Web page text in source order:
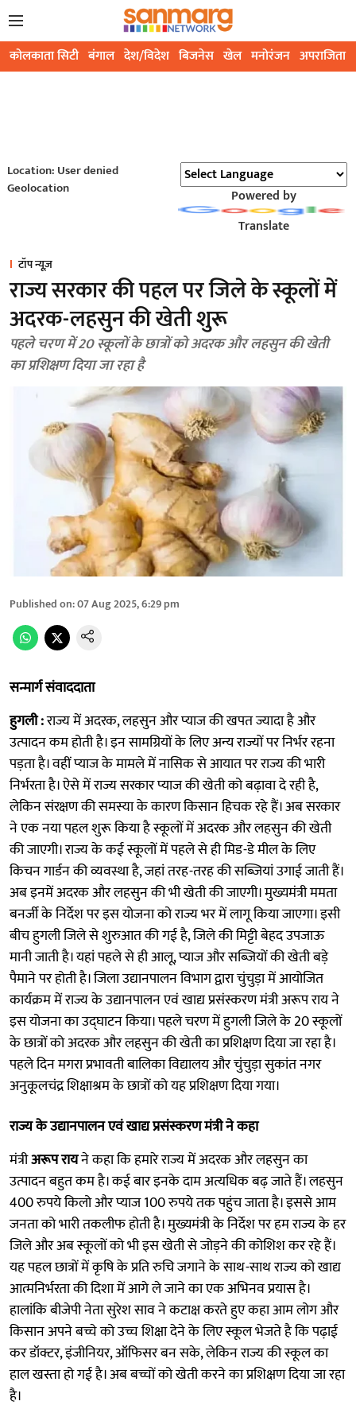
कोलकाता सिटी बंगाल देश/विदेश बिजनेस खेल मनोरंजन अपराजिता
Location: User denied
Geolocation
Powered by
Translate
टॉप न्यूज़
राज्य सरकार की पहल पर जिले के स्कूलों में
अदरक-लहसुन की खेती शुरू
पहले चरण में 20 स्कूलों के छात्रों को अदरक और लहसुन की खेती
का प्रशिक्षण दिया जा रहा है
Published on:07 Aug 2025, 6:29 pm
सन्मार्ग संवाददाता
हुगली :राज्य में अदरक, लहसुन और प्याज की खपत ज्यादा है और
उत्पादन कम होती है। इन सामग्रियों के लिए अन्य राज्यों पर निर्भर रहना
पड़ता है। वहीं प्याज के मामले में नासिक से आयात पर राज्य की भारी
निर्भरता है। ऐसे में राज्य सरकार प्याज की खेती को बढ़ावा दे रही है,
लेकिन संरक्षण की समस्या के कारण किसान हिचक रहे हैं। अब सरकार
ने एक नया पहल शुरू किया है स्कूलों में अदरक और लहसुन की खेती
की जाएगी। राज्य के कई स्कूलों में पहले से ही मिड-डे मील के लिए
किचन गार्डन की व्यवस्था है, जहां तरह-तरह की सब्जियां उगाई जाती हैं।
अब इनमें अदरक और लहसुन की भी खेती की जाएगी। मुख्यमंत्री ममता
बनर्जी के निर्देश पर इस योजना को राज्य भर में लागू किया जाएगा। इसी
बीच हुगली जिले से शुरुआत की गई है, जिले की मिट्टी बेहद उपजाऊ
मानी जाती है। यहां पहले से ही आलू, प्याज और सब्जियों की खेती बड़े
पैमाने पर होती है। जिला उद्यानपालन विभाग द्वारा चुंचुड़ा में आयोजित
कार्यक्रम में राज्य के उद्यानपालन एवं खाद्य प्रसंस्करण मंत्री अरूप राय ने
इस योजना का उद्घाटन किया। पहले चरण में हुगली जिले के 20 स्कूलों
के छात्रों को अदरक और लहसुन की खेती का प्रशिक्षण दिया जा रहा है।
पहले दिन मगरा प्रभावती बालिका विद्यालय और चुंचुड़ा सुकांत नगर
अनुकूलचंद्र शिक्षाश्रम के छात्रों को यह प्रशिक्षण दिया गया।
राज्य के उद्यानपालन एवं खाद्य प्रसंस्करण मंत्री ने कहा
मंत्रीअरूप रायने कहा कि हमारे राज्य में अदरक और लहसुन का
उत्पादन बहुत कम है। कई बार इनके दाम अत्यधिक बढ़ जाते हैं। लहसुन
400 रुपये किलो और प्याज 100 रुपये तक पहुंच जाता है। इससे आम
जनता को भारी तकलीफ होती है। मुख्यमंत्री के निर्देश पर हम राज्य के हर
जिले और अब स्कूलों को भी इस खेती से जोड़ने की कोशिश कर रहे हैं।
यह पहल छात्रों में कृषि के प्रति रुचि जगाने के साथ-साथ राज्य को खाद्य
आत्मनिर्भरता की दिशा में आगे ले जाने का एक अभिनव प्रयास है।
हालांकि बीजेपी नेता सुरेश साव ने कटाक्ष करते हुए कहा आम लोग और
किसान अपने बच्चे को उच्च शिक्षा देने के लिए स्कूल भेजते है कि पढ़ाई
कर डॉक्टर, इंजीनियर, ऑफिसर बन सके, लेकिन राज्य की स्कूल का
हाल खस्ता हो गई है। अब बच्चों को खेती करने का प्रशिक्षण दिया जा रहा
है।